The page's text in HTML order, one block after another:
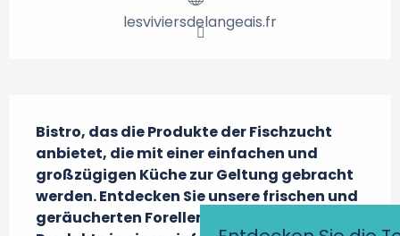
lesviviersdelangeais.fr
Bistro, das die Produkte der Fischzucht
anbietet, die mit einer einfachen und
großzügigen Küche zur Geltung gebracht
werden. Entdecken Sie unsere frischen und
geräucherten Forellen sowie die lokalen